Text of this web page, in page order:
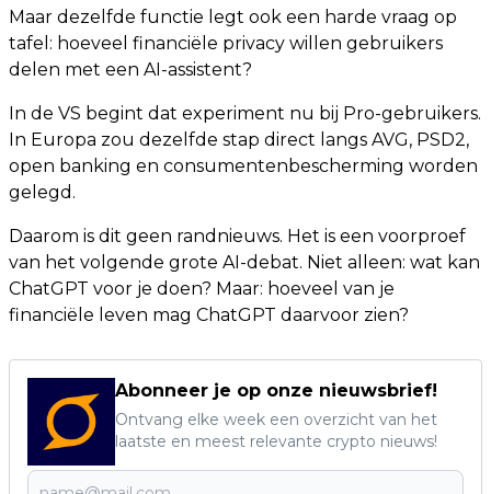
Maar dezelfde functie legt ook een harde vraag op
tafel: hoeveel financiële privacy willen gebruikers
delen met een AI-assistent?
In de VS begint dat experiment nu bij Pro-gebruikers.
In Europa zou dezelfde stap direct langs AVG, PSD2,
open banking en consumentenbescherming worden
gelegd.
Daarom is dit geen randnieuws. Het is een voorproef
van het volgende grote AI-debat. Niet alleen: wat kan
ChatGPT voor je doen? Maar: hoeveel van je
financiële leven mag ChatGPT daarvoor zien?
Abonneer je op onze nieuwsbrief!
Ontvang elke week een overzicht van het
laatste en meest relevante crypto nieuws!